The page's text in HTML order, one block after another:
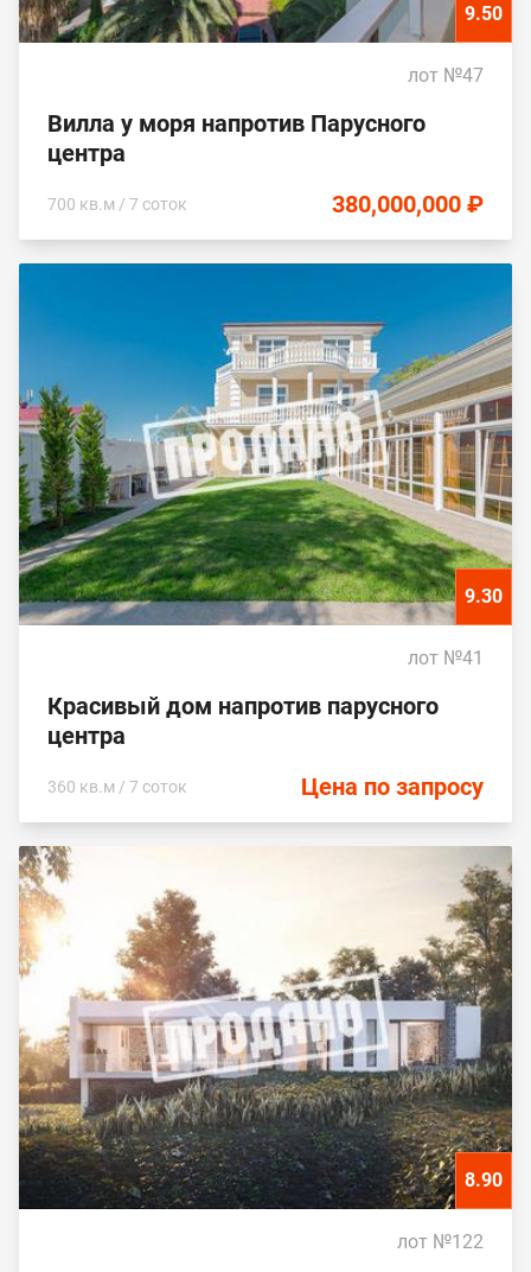
9.50
лот №47
Вилла у моря напротив Парусного
центра
700 кв.м / 7 соток 380,000,000 ₽
9.30
лот №41
Красивый дом напротив парусного
центра
360 кв.м / 7 соток Цена по запросу
8.90
лот №122